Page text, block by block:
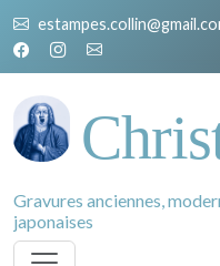
Gravures anciennes,
japonaises